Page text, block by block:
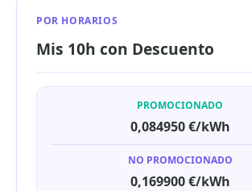
POR HORARIOS
Mis 10h con Descuento
PROMOCIONADO
0,084950 €/kWh
NO PROMOCIONADO
0,169900 €/kWh